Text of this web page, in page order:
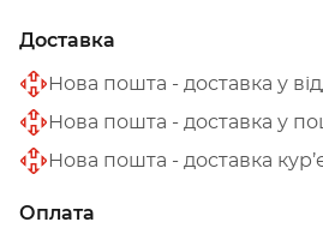
Доставка
Нова пошта - доставка у
Нова пошта - доставка у
Нова пошта - доставка
Оплата